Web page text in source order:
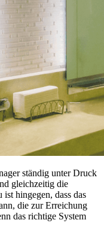
ständig unter Druck
gleichzeitig die
hingegen, dass das
die zur Erreichung
das richtige System